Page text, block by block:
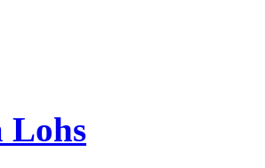
Lohs